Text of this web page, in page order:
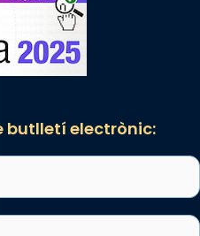
butlletí electrònic: